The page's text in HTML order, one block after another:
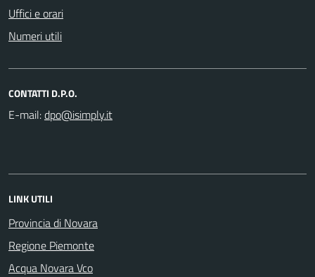
Uffici e orari
Numeri utili
CONTATTI D.P.O.
E-mail:
LINK UTILI
Provincia di Novara
Regione Piemonte
Acqua Novara Vco